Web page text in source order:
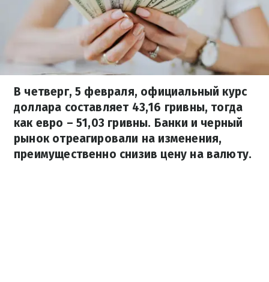
В четверг, 5 февраля, официальный курс
доллара составляет 43,16 гривны, тогда
как евро – 51,03 гривны. Банки и черный
рынок отреагировали на изменения,
преимущественно снизив цену на валюту.